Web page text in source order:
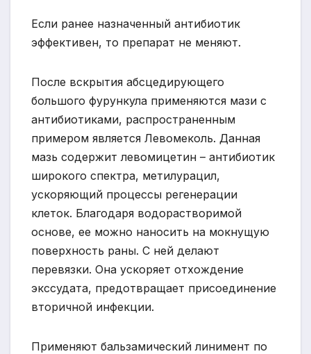
Если ранее назначенный антибиотик
эффективен, то препарат не меняют.
После вскрытия абсцедирующего
большого фурункула применяются мази с
антибиотиками, распространенным
примером является Левомеколь. Данная
мазь содержит левомицетин – антибиотик
широкого спектра, метилурацил,
ускоряющий процессы регенерации
клеток. Благодаря водорастворимой
основе, ее можно наносить на мокнущую
поверхность раны. С ней делают
перевязки. Она ускоряет отхождение
экссудата, предотвращает присоединение
вторичной инфекции.
Применяют бальзамический линимент по